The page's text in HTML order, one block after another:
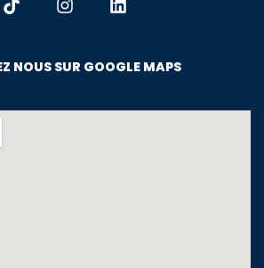
NOUS SUR GOOGLE MAPS